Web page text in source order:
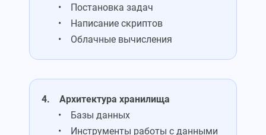
• Постановка задач
• Написание скриптов
• Облачные вычисления
4. Архитектура хранилища
• Базы данных
• Инструменты работы с данными